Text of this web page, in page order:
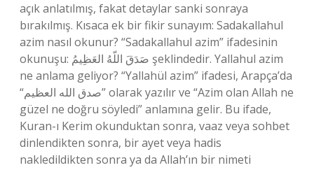
açık anlatılmış, fakat detaylar sanki sonraya
bırakılmış. Kısaca ek bir fikir sunayım: Sadakallahul
azim nasıl okunur? “Sadakallahul azim” ifadesinin
okunuşu: صَدَقَ اللّهُ العَظِيمُ şeklindedir. Yallahul azim
ne anlama geliyor? “Yallahül azim” ifadesi, Arapça’da
“صدق الله العظيم” olarak yazılır ve “Azim olan Allah ne
güzel ne doğru söyledi” anlamına gelir. Bu ifade,
Kuran-ı Kerim okunduktan sonra, vaaz veya sohbet
dinlendikten sonra, bir ayet veya hadis
nakledildikten sonra ya da Allah’ın bir nimeti